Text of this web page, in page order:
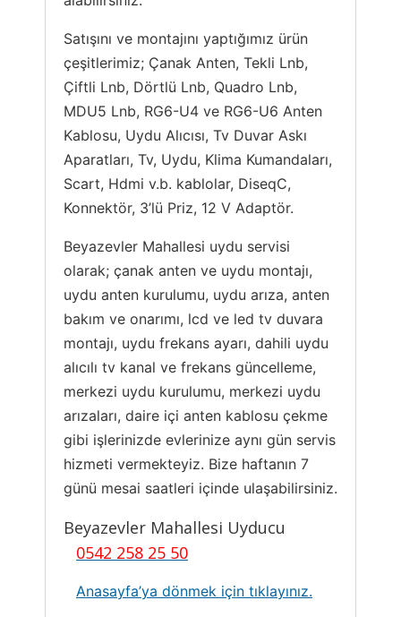
Satışını ve montajını yaptığımız ürün
çeşitlerimiz; Çanak Anten, Tekli Lnb,
Çiftli Lnb, Dörtlü Lnb, Quadro Lnb,
MDU5 Lnb, RG6-U4 ve RG6-U6 Anten
Kablosu, Uydu Alıcısı, Tv Duvar Askı
Aparatları, Tv, Uydu, Klima Kumandaları,
Scart, Hdmi v.b. kablolar, DiseqC,
Konnektör, 3’lü Priz, 12 V Adaptör.
Beyazevler Mahallesi uydu servisi
olarak; çanak anten ve uydu montajı,
uydu anten kurulumu, uydu arıza, anten
bakım ve onarımı, lcd ve led tv duvara
montajı, uydu frekans ayarı, dahili uydu
alıcılı tv kanal ve frekans güncelleme,
merkezi uydu kurulumu, merkezi uydu
arızaları, daire içi anten kablosu çekme
gibi işlerinizde evlerinize aynı gün servis
hizmeti vermekteyiz. Bize haftanın 7
günü mesai saatleri içinde ulaşabilirsiniz.
Beyazevler Mahallesi Uyducu
0542 258 25 50
Anasayfa’ya dönmek için tıklayınız.